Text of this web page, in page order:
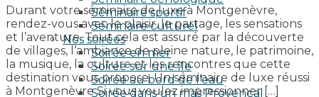
Séminaire sportif
Séminaire culturel
Nos soirées
Soirée en mer
Soirée sur une île
Soirée au bord de l’eau
Soirée dans un mas Provençal
Durant votre séminaire de luxe à Montgenèvre,
rendez-vous avec le plaisir, le partage, les sensations
et l’aventure. Tout cela est assuré par la découverte
de villages, l’ambiance de pleine nature, le patrimoine,
la musique, la culture et les rencontres que cette
destination vous propose. Un séminaire de luxe réussi
à Montgenèvre Si vous voulez impressionner […]